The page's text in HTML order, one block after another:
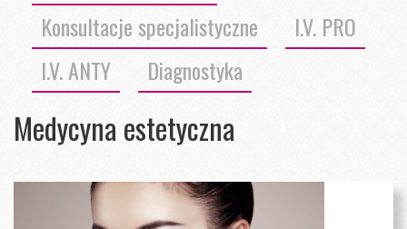
Konsultacje specjalistyczne
I.V. PRO
I.V. ANTY
Diagnostyka
Medycyna estetyczna